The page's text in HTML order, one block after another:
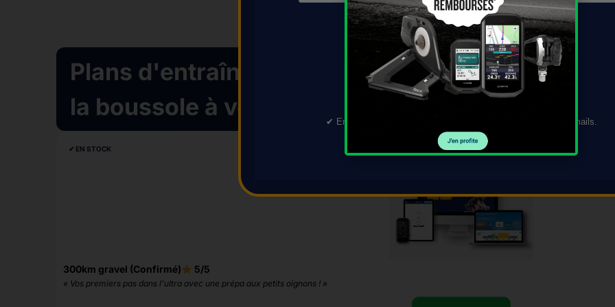
Plans d'entraînement pour Initiation à la
la boussole à vélo
✔︎ EN STOCK
300km gravel (Confirmé) 5/5
« Vos premiers pas dans l’ultra avec une prépa aux petits oignons ! »
TÉLÉCHARGER →
✔︎ En validant ce formulaire, vous acceptez de recevoir nos e-mails.
Désinscription en 1 clic.